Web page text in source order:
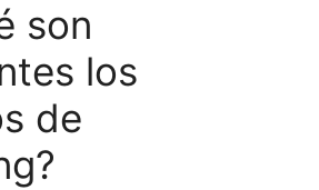
son
los
de